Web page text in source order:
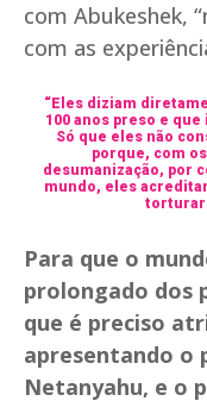
com Abukeshek,
com as
“Eles diziam
100 anos preso e
Só que eles não
porque, com
desumanização, por
mundo, eles
torturar
Para que o
prolongado dos
que é preciso
apresentando o
Netanyahu, e o